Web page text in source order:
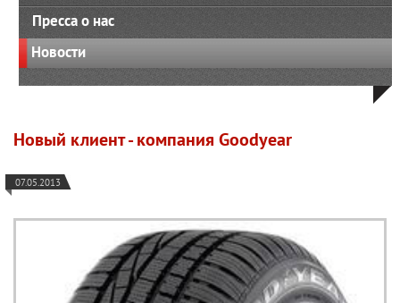
Пресса о нас
Новости
Новый клиент - компания Goodyear
07.05.2013